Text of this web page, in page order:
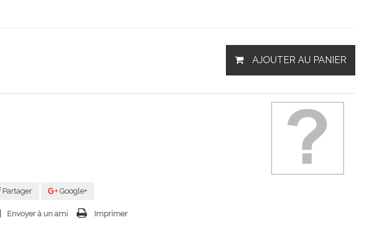
AJOUTER AU PANIER
Partager Google+
Envoyer à un ami Imprimer